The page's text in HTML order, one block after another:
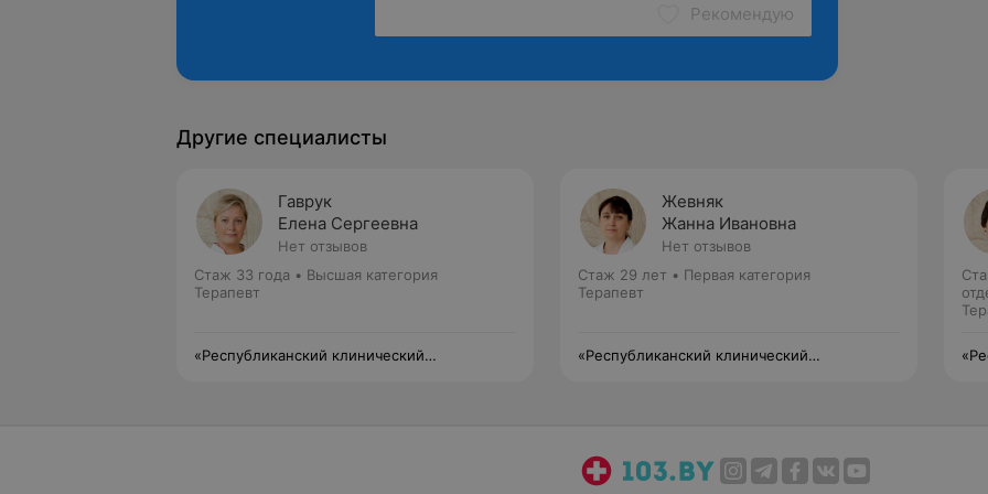
Рекомендую
Другие специалисты
Гаврук
Елена Сергеевна
Нет отзывов
Стаж 33 года • Высшая категория
Терапевт
«Республиканский клинический
Жевняк
Жанна Ивановна
Нет отзывов
Стаж 29 лет • Первая категория
Терапевт
«Республиканский клинический